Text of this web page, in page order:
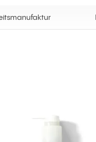
nicht hinzugefügt
hinzufügen